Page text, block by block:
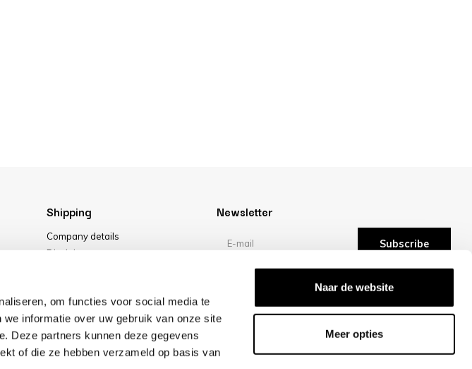
om functies voor social media te
informatie over uw gebruik van onze site
Deze partners kunnen deze gegevens
of die ze hebben verzameld op basis van
Naar de website
Meer opties
Shipping
Company details
Disclaimer
Cookies
Newsletter
Subscribe
/10 -